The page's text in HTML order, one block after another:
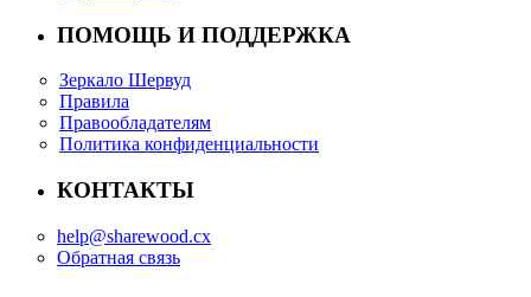
ПОМОЩЬ И ПОДДЕРЖКА
Зеркало Шервуд
Правила
Правообладателям
Политика конфиденциальности
КОНТАКТЫ
help@sharewood.cx
Обратная связь